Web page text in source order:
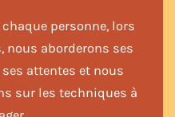
personne, lors
nous aborderons ses
attentes et nous
sur les techniques à